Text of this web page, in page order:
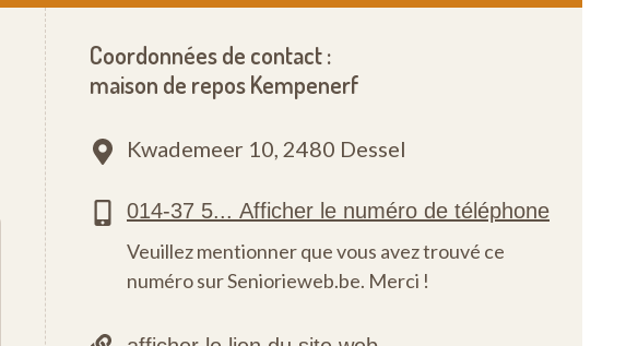
Coordonnées de contact :
maison de repos Kempenerf
Kwademeer 10, 2480 Dessel
Veuillez mentionner que vous avez trouvé ce
numéro sur Seniorieweb.be. Merci !